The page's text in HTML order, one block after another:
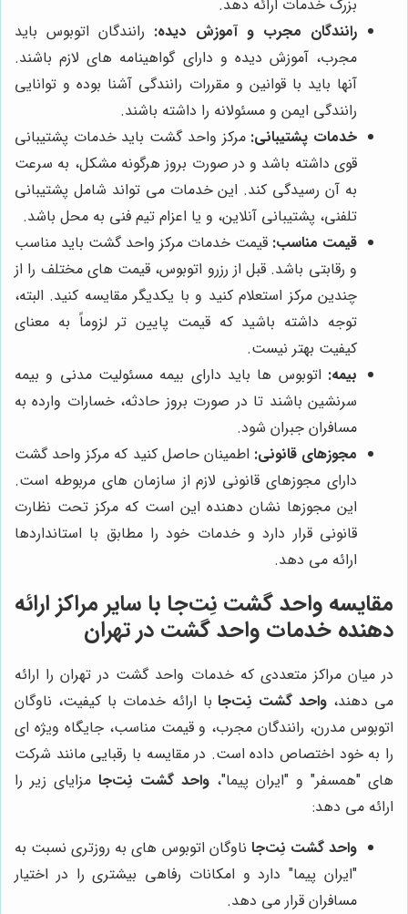
بزرگ خدمات ارائه دهد.
رانندگان مجرب و آموزش دیده: رانندگان اتوبوس باید
مجرب، آموزش دیده و دارای گواهینامه های لازم باشند.
آنها باید با قوانین و مقررات رانندگی آشنا بوده و توانایی
رانندگی ایمن و مسئولانه را داشته باشند.
خدمات پشتیبانی: مرکز واحد گشت باید خدمات پشتیبانی
قوی داشته باشد و در صورت بروز هرگونه مشکل، به سرعت
به آن رسیدگی کند. این خدمات می تواند شامل پشتیبانی
تلفنی، پشتیبانی آنلاین، و یا اعزام تیم فنی به محل باشد.
قیمت مناسب: قیمت خدمات مرکز واحد گشت باید مناسب
و رقابتی باشد. قبل از رزرو اتوبوس، قیمت های مختلف را از
چندین مرکز استعلام کنید و با یکدیگر مقایسه کنید. البته،
توجه داشته باشید که قیمت پایین تر لزوماً به معنای
کیفیت بهتر نیست.
بیمه: اتوبوس ها باید دارای بیمه مسئولیت مدنی و بیمه
سرنشین باشند تا در صورت بروز حادثه، خسارات وارده به
مسافران جبران شود.
مجوزهای قانونی: اطمینان حاصل کنید که مرکز واحد گشت
دارای مجوزهای قانونی لازم از سازمان های مربوطه است.
این مجوزها نشان دهنده این است که مرکز تحت نظارت
قانونی قرار دارد و خدمات خود را مطابق با استانداردها
ارائه می دهد.
مقایسه واحد گشت نِت‌جا با سایر مراکز ارائه
دهنده خدمات واحد گشت در تهران
در میان مراکز متعددی که خدمات واحد گشت در تهران را ارائه
می دهند، واحد گشت نِت‌جابا ارائه خدمات با کیفیت، ناوگان
اتوبوس مدرن، رانندگان مجرب، و قیمت مناسب، جایگاه ویژه ای
را به خود اختصاص داده است. در مقایسه با رقبایی مانند شرکت
های "همسفر" و "ایران پیما"، واحد گشت نِت‌جا مزایای زیر را
ارائه می دهد:
واحد گشت نِت‌جا ناوگان اتوبوس های به روزتری نسبت به
"ایران پیما" دارد و امکانات رفاهی بیشتری را در اختیار
مسافران قرار می دهد.